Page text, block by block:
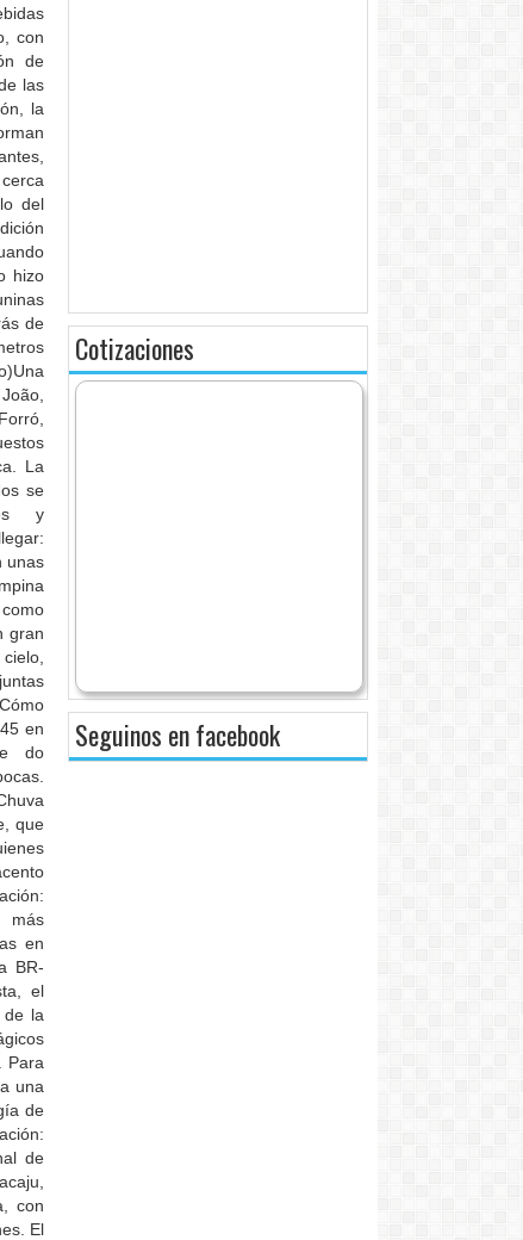
con
de
las
la
del
hizo
de
La
se
y
unas
gran
en
do
que
más
en
BR-
el
de la
Para
una
de
de
con
El
Cotizaciones
Seguinos en facebook